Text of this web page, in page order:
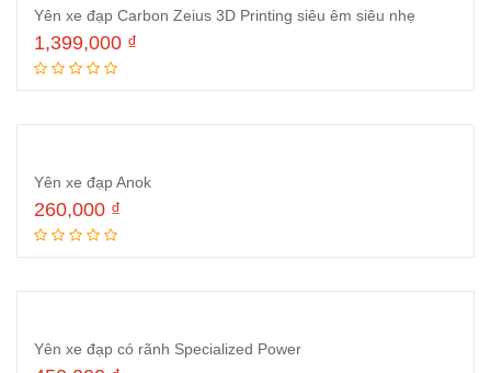
Yên xe đạp Carbon Zeius 3D Printing siêu êm siêu nhẹ
1,399,000 ₫
Yên xe đạp Anok
260,000 ₫
Yên xe đạp có rãnh Specialized Power